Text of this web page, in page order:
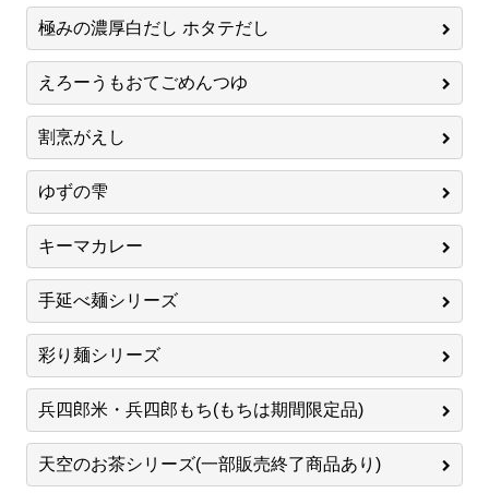
極みの濃厚白だし ホタテだし
えろーうもおてごめんつゆ
割烹がえし
ゆずの雫
キーマカレー
手延べ麺シリーズ
彩り麺シリーズ
兵四郎米・兵四郎もち(もちは期間限定品)
天空のお茶シリーズ(一部販売終了商品あり)